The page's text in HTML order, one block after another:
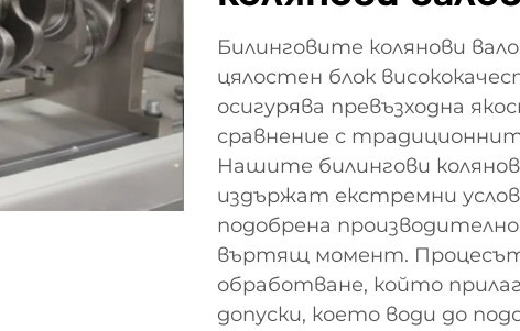
Билинговите колянови
цялостен блок
осигурява превъзходна
сравнение с
Нашите билингови
издържат екстремни
подобрена
въртящ момент.
обработване, който
допуски, което води до